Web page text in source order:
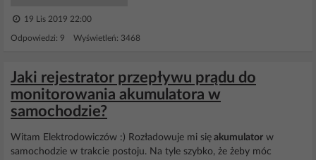
19 Lis 2019 22:00
Odpowiedzi: 9 Wyświetleń: 3468
Jaki rejestrator przepływu prądu do
monitorowania akumulatora w
samochodzie?
Witam Elektrodowiczów :) Rozładowuje mi się akumulator w
samochodzie w trakcie postoju. Na tyle szybko, że żeby móc